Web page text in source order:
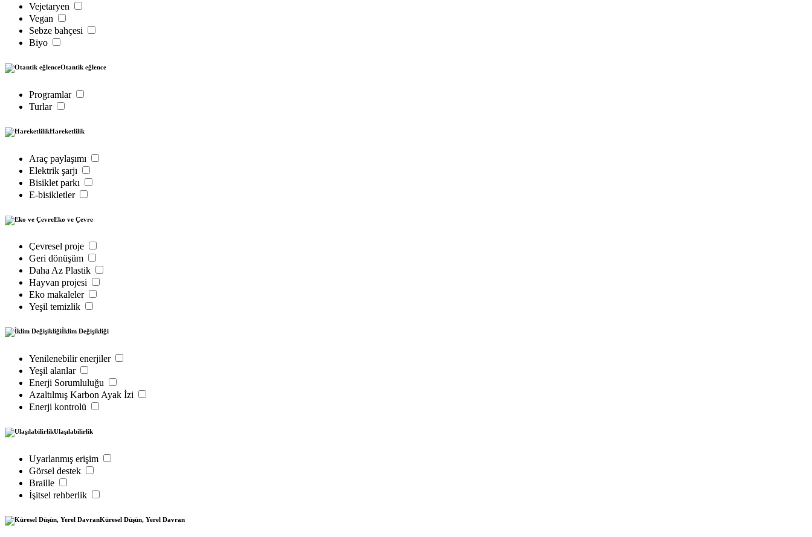
Vejetaryen
Vegan
Sebze bahçesi
Biyo
Otantik eğlence
Programlar
Turlar
Hareketlilik
Araç paylaşımı
Elektrik şarjı
Bisiklet parkı
E-bisikletler
Eko ve Çevre
Çevresel proje
Geri dönüşüm
Daha Az Plastik
Hayvan projesi
Eko makaleler
Yeşil temizlik
İklim Değişikliği
Yenilenebilir enerjiler
Yeşil alanlar
Enerji Sorumluluğu
Azaltılmış Karbon Ayak İzi
Enerji kontrolü
Ulaşılabilirlik
Uyarlanmış erişim
Görsel destek
Braille
İşitsel rehberlik
Küresel Düşün, Yerel Davran